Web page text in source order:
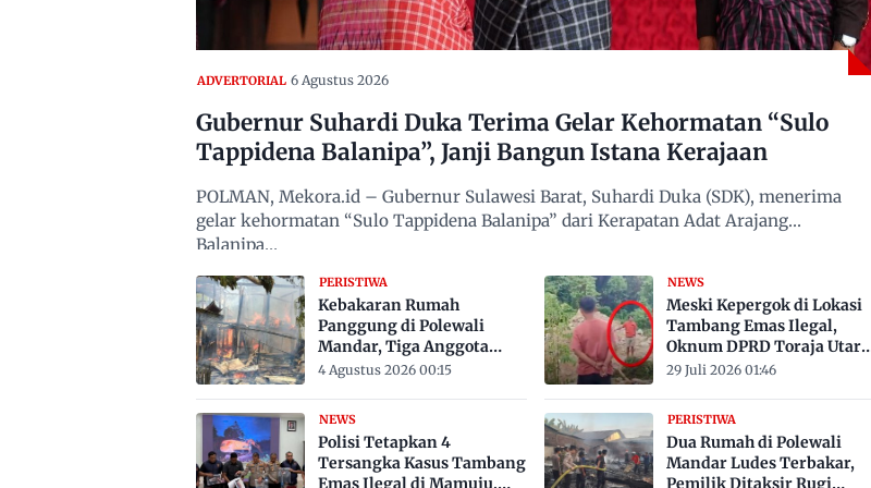
ADVERTORIAL 6 Agustus 2026
Gubernur Suhardi Duka Terima Gelar Kehormatan “Sulo
Tappidena Balanipa”, Janji Bangun Istana Kerajaan
POLMAN, Mekora.id – Gubernur Sulawesi Barat, Suhardi Duka (SDK), menerima
gelar kehormatan “Sulo Tappidena Balanipa” dari Kerapatan Adat Arajang
Balanipa…
PERISTIWA
Kebakaran Rumah
Panggung di Polewali
Mandar, Tiga Anggota
Keluarga Tewas Terjebak
4 Agustus 2026 00:15
NEWS
Meski Kepergok di Lokasi
Tambang Emas Ilegal,
Oknum DPRD Toraja Utara
Belum Jadi Tersangka
29 Juli 2026 01:46
NEWS
Polisi Tetapkan 4
Tersangka Kasus Tambang
Emas Ilegal di Mamuju,
PERISTIWA
Dua Rumah di Polewali
Mandar Ludes Terbakar,
Pemilik Ditaksir Rugi